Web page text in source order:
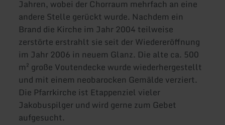
Jahren, wobei der Chorraum mehrfach an eine
andere Stelle gerückt wurde. Nachdem ein
Brand die Kirche im Jahr 2004 teilweise
zerstörte erstrahlt sie seit der Wiedereröffnung
im Jahr 2006 in neuem Glanz. Die alte ca. 500
m² große Voutendecke wurde wiederhergestellt
und mit einem neobarocken Gemälde verziert.
Die Pfarrkirche ist Etappenziel vieler
Jakobuspilger und wird gerne zum Gebet
aufgesucht.